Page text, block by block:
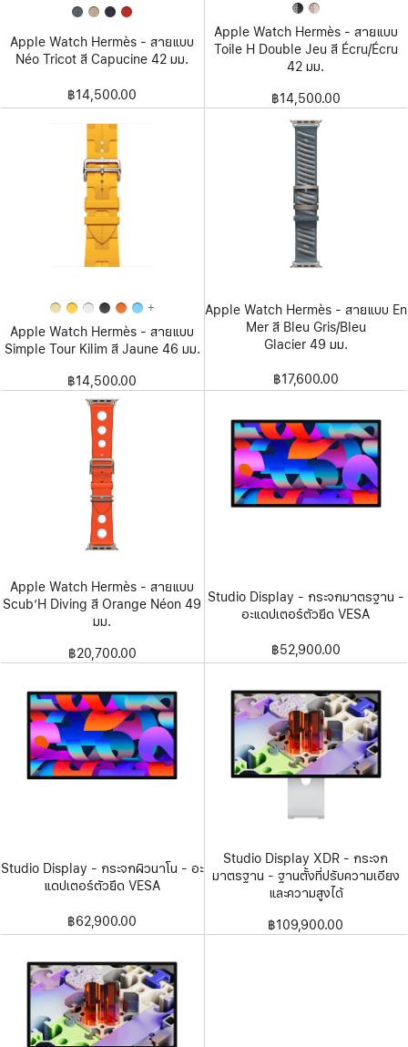
Apple Watch Hermès - สายแบบ
Néo Tricot สี Capucine 42 มม.
฿14,500.00
Apple Watch Hermès - สายแบบ
Toile H Double Jeu สี Écru/Écru
42 มม.
฿14,500.00
+
Apple Watch Hermès - สายแบบ
Simple Tour Kilim สี Jaune 46 มม.
฿14,500.00
Apple Watch Hermès - สายแบบ En
Mer สี Bleu Gris/Bleu
Glacier 49 มม.
฿17,600.00
Apple Watch Hermès - สายแบบ
Scub’H Diving สี Orange Néon 49
มม.
฿20,700.00
Studio Display - กระจกมาตรฐาน -
อะแดปเตอร์ตัวยึด VESA
฿52,900.00
Studio Display - กระจกผิวนาโน - อะ
แดปเตอร์ตัวยึด VESA
฿62,900.00
Studio Display XDR - กระจก
มาตรฐาน - ฐานตั้งที่ปรับความเอียง
และความสูงได้
฿109,900.00